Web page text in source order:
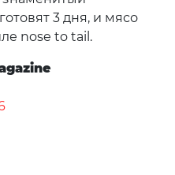
3 дня, и мясо
nose to tail.